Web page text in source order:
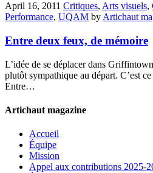
April 16, 2011 Critiques, Arts visuels,
Performance, UQAM by Artichaut
Entre deux feux, de mémoire
L’idée de se déplacer dans
plutôt sympathique au départ. C’est
Entre…
Artichaut magazine
Accueil
Équipe
Mission
Appel aux contributions 2025-